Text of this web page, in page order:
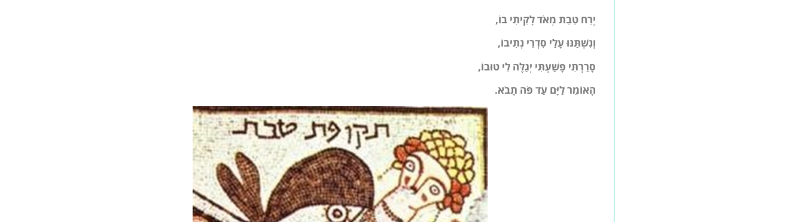
יֶרַח טֵבֵת מְאֹד לָקִיתִי בוֹ,
וְנִשְׁתַּנּוּ עָלַי סִדְרֵי נְתִיבוֹ,
סָרַרְתִּי פָּשַׁעְתִּי יְגַלֶּה לִי טוּבוֹ,
הָאוֹמֵר לַיָּם עַד פֹּה תָבֹא.